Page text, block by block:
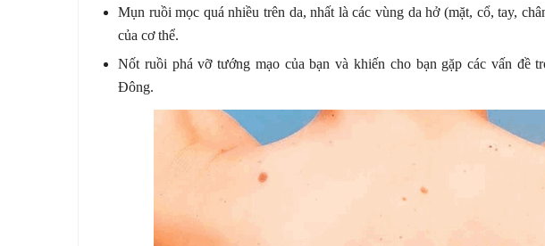
Mụn ruồi mọc quá nhiều trên da, nhất là các vùng da hở (mặt, cổ, tay,
của cơ thể.
Nốt ruồi phá vỡ tướng mạo của bạn và khiến cho bạn gặp các vấn đề
Đông.